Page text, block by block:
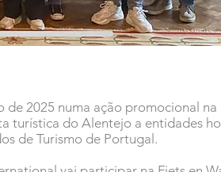
2025 numa ação promocional na
turística do Alentejo a entidades
de Turismo de Portugal.